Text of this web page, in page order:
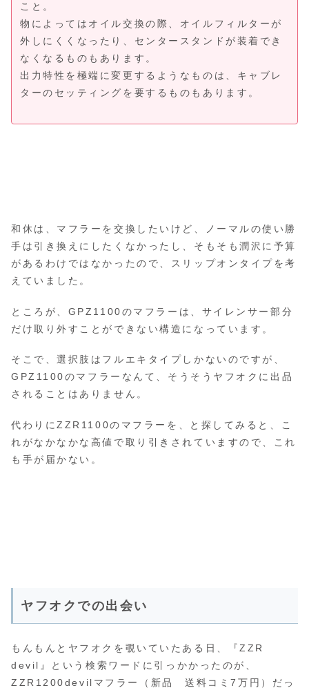
こと。
物によってはオイル交換の際、オイルフィルターが
外しにくくなったり、センタースタンドが装着でき
なくなるものもあります。
出力特性を極端に変更するようなものは、キャブレ
ターのセッティングを要するものもあります。
和休は、マフラーを交換したいけど、ノーマルの使い勝
手は引き換えにしたくなかったし、そもそも潤沢に予算
があるわけではなかったので、スリップオンタイプを考
えていました。
ところが、GPZ1100のマフラーは、サイレンサー部分
だけ取り外すことができない構造になっています。
そこで、選択肢はフルエキタイプしかないのですが、
GPZ1100のマフラーなんて、そうそうヤフオクに出品
されることはありません。
代わりにZZR1100のマフラーを、と探してみると、こ
れがなかなかな高値で取り引きされていますので、これ
も手が届かない。
ヤフオクでの出会い
もんもんとヤフオクを覗いていたある日、『ZZR
devil』という検索ワードに引っかかったのが、
ZZR1200devilマフラー（新品 送料コミ7万円）だっ